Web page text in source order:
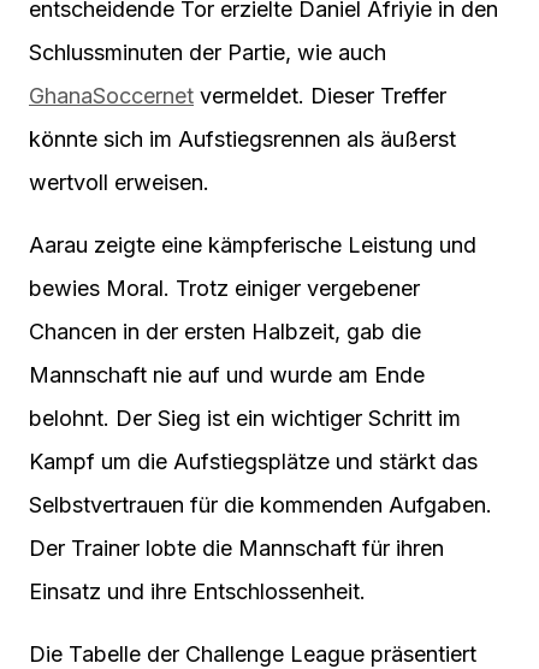
entscheidende Tor erzielte Daniel Afriyie in den
Schlussminuten der Partie, wie auch
GhanaSoccernet vermeldet. Dieser Treffer
könnte sich im Aufstiegsrennen als äußerst
wertvoll erweisen.
Aarau zeigte eine kämpferische Leistung und
bewies Moral. Trotz einiger vergebener
Chancen in der ersten Halbzeit, gab die
Mannschaft nie auf und wurde am Ende
belohnt. Der Sieg ist ein wichtiger Schritt im
Kampf um die Aufstiegsplätze und stärkt das
Selbstvertrauen für die kommenden Aufgaben.
Der Trainer lobte die Mannschaft für ihren
Einsatz und ihre Entschlossenheit.
Die Tabelle der Challenge League präsentiert